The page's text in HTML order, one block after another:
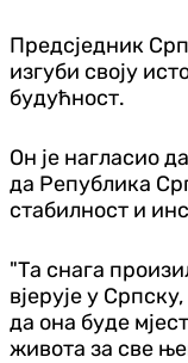
Предсједник
изгуби своју
будућност.
Он је нагласио
да Република
стабилност и
"Та снага
вјерује у
да она буде
живота за све